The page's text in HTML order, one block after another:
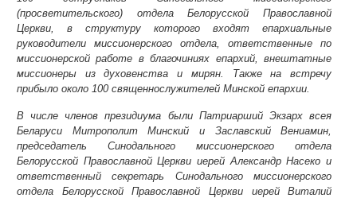
(просветительского) отдела Белорусской Православной
Церкви, в структуру которого входят епархиальные
руководители миссионерского отдела, ответственные по
миссионерской работе в благочиниях епархий, внештатные
миссионеры из духовенства и мирян. Также на встречу
прибыло около 100 священнослужителей Минской епархии.
В числе членов президиума были Патриарший Экзарх всея
Беларуси Митрополит Минский и Заславский Вениамин,
председатель Синодального миссионерского отдела
Белорусской Православной Церкви иерей Александр Насеко и
ответственный секретарь Синодального миссионерского
отдела Белорусской Православной Церкви иерей Виталий